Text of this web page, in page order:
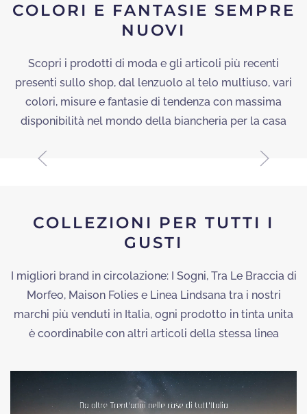
COLORI E FANTASIE SEMPRE
NUOVI
Scopri i prodotti di moda e gli articoli più recenti
presenti sullo shop, dal lenzuolo al telo multiuso, vari
colori, misure e fantasie di tendenza con massima
disponibilità nel mondo della biancheria per la casa
HOTEL 5
STELLE
SET LENZUOLA PIANE IN
SCOPRI
COLLEZIONI PER TUTTI I
GUSTI
I migliori brand in circolazione: I Sogni, Tra Le Braccia di
Morfeo, Maison Folies e Linea Lindsana tra i nostri
marchi più venduti in Italia, ogni prodotto in tinta unita
è coordinabile con altri articoli della stessa linea